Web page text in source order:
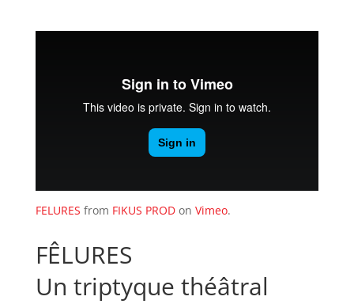
FELURES from FIKUS PRODon Vimeo.
FÊLURES
Un triptyque théâtral